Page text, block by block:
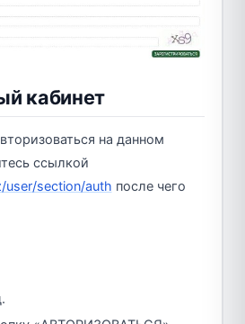
кабинет
на данном
ссылкой
user/section/auth после чего